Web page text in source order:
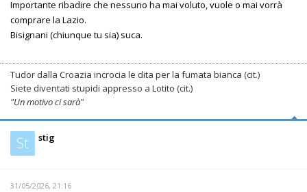
Importante ribadire che nessuno ha mai voluto, vuole o mai vorrà
comprare la Lazio.
Bisignani (chiunque tu sia) suca.
Tudor dalla Croazia incrocia le dita per la fumata bianca (cit.)
Siete diventati stupidi appresso a Lotito (cit.)
"Un motivo ci sarà"
St stig
31/05/2026, 21:16